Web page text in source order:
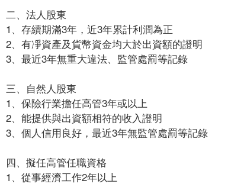
二、法人股東
1、存續期滿3年，近3年累計利潤為正
2、有凈資產及貨幣資金均大於出資額的證明
3、最近3年無重大違法、監管處罰等記錄
三、自然人股東
1、保險行業擔任高管3年或以上
2、能提供與出資額相符的收入證明
3、個人信用良好，最近3年無監管處罰等記錄
四、擬任高管任職資格
1、從事經濟工作2年以上